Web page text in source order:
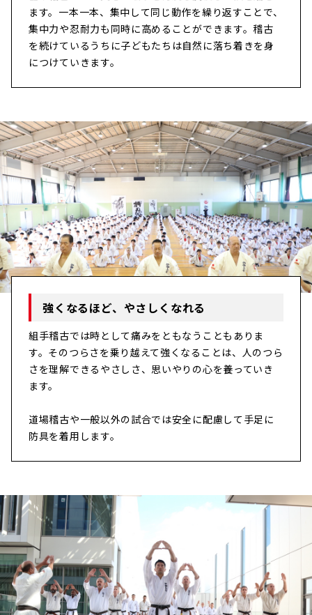
ます。一本一本、集中して同じ動作を繰り返すことで、
集中力や忍耐力も同時に高めることができます。稽古
を続けているうちに子どもたちは自然に落ち着きを身
につけていきます。
強くなるほど、やさしくなれる
組手稽古では時として痛みをともなうこともありま
す。そのつらさを乗り越えて強くなることは、人のつら
さを理解できるやさしさ、思いやりの心を養っていき
ます。
道場稽古や一般以外の試合では安全に配慮して手足に
防具を着用します。